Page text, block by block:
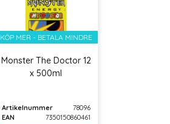
KÖP MER - BETALA MINDRE
Monster The Doctor 12
x 500ml
Artikelnummer
78096
EAN
7350150860461